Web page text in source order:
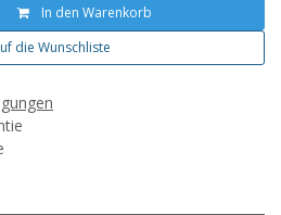
In den Warenkorb
die Wunschliste